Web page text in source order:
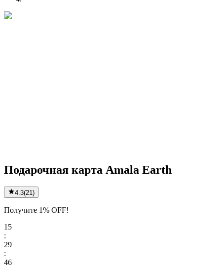
Подарочная карта Amala Earth
4.3(21 )
Получите 1% OFF!
15
:
29
:
46